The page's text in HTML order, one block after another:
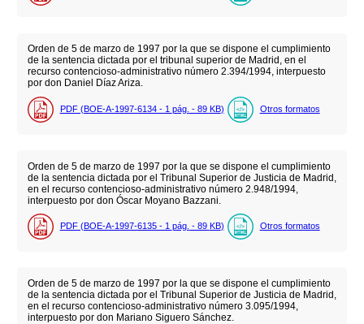
Orden de 5 de marzo de 1997 por la que se dispone el cumplimiento
de la sentencia dictada por el tribunal superior de Madrid, en el
recurso contencioso-administrativo número 2.394/1994, interpuesto
por don Daniel Díaz Ariza.
PDF (BOE-A-1997-6134 - 1 pág. - 89 KB) Otros formatos
Orden de 5 de marzo de 1997 por la que se dispone el cumplimiento
de la sentencia dictada por el Tribunal Superior de Justicia de Madrid,
en el recurso contencioso-administrativo número 2.948/1994,
interpuesto por don Óscar Moyano Bazzani.
PDF (BOE-A-1997-6135 - 1 pág. - 89 KB) Otros formatos
Orden de 5 de marzo de 1997 por la que se dispone el cumplimiento
de la sentencia dictada por el Tribunal Superior de Justicia de Madrid,
en el recurso contencioso-administrativo número 3.095/1994,
interpuesto por don Mariano Siguero Sánchez.